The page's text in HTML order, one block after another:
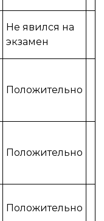
Не явился на
экзамен
Положительно
Положительно
Положительно